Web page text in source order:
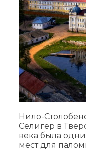
Нило-
Селигер в
века была
мест для